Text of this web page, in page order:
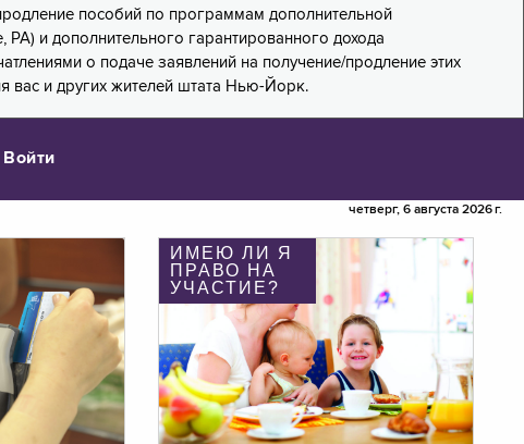
пособий по программам дополнительной
и дополнительного гарантированного дохода
о подаче заявлений на получение/продление этих
вас и других жителей штата Нью-Йорк.
Войти
четверг, 6 августа 2026 г.
ИМЕЮ ЛИ Я
ПРАВО НА
УЧАСТИЕ?